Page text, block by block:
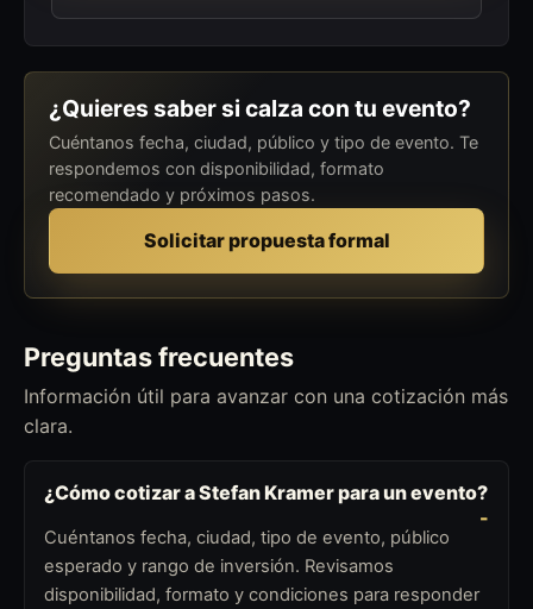
¿Quieres saber si calza con tu evento?
Cuéntanos fecha, ciudad, público y tipo de evento. Te
respondemos con disponibilidad, formato
recomendado y próximos pasos.
Solicitar propuesta formal
Preguntas frecuentes
Información útil para avanzar con una cotización más
clara.
¿Cómo cotizar a Stefan Kramer para un evento?
Cuéntanos fecha, ciudad, tipo de evento, público
esperado y rango de inversión. Revisamos
disponibilidad, formato y condiciones para responder